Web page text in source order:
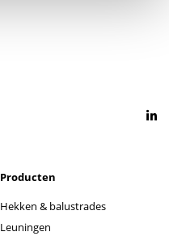
Producten
Hekken & balustrades
Leuningen